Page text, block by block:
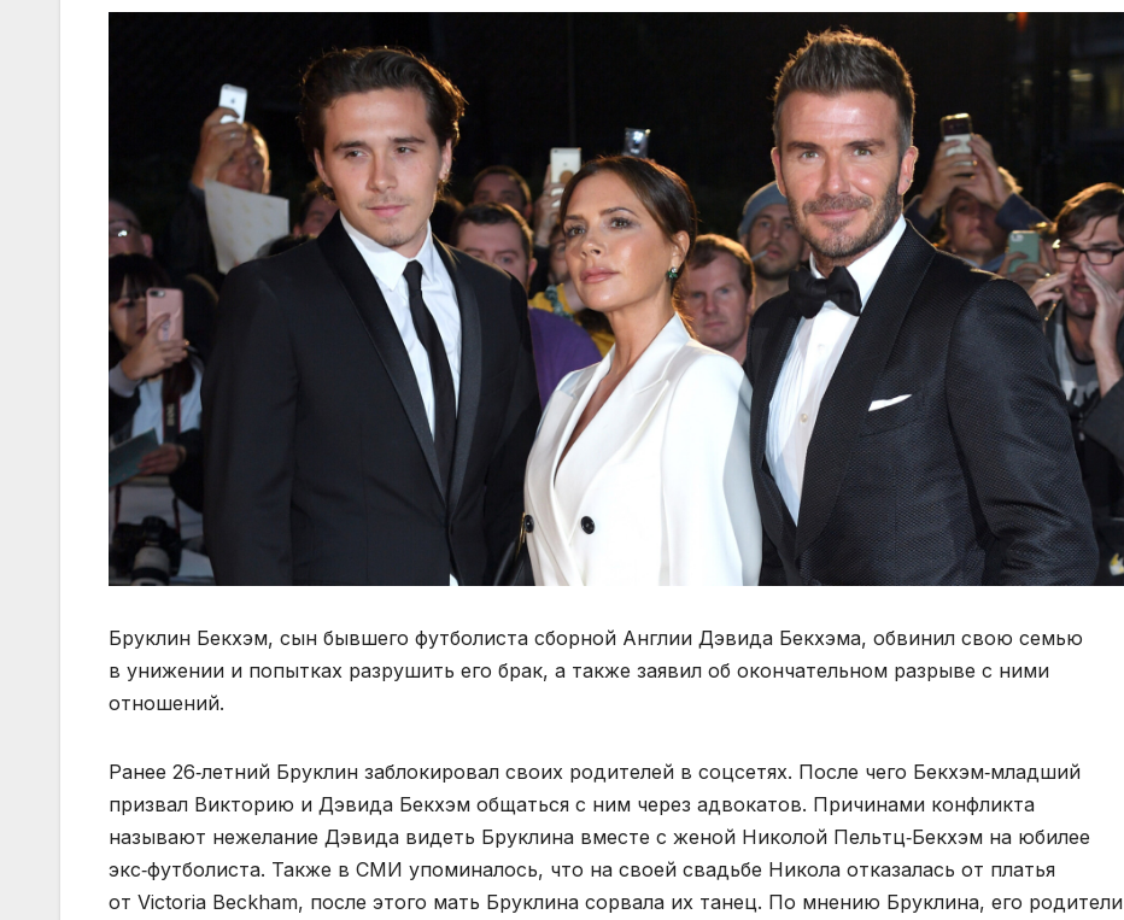
Бруклин Бекхэм, сын бывшего футболиста сборной Англии Дэвида Бекхэма, обвинил свою семью
в унижении и попытках разрушить его брак, а также заявил об окончательном разрыве с ними
отношений.
Ранее 26‑летний Бруклин заблокировал своих родителей в соцсетях. После чего Бекхэм‑младший
призвал Викторию и Дэвида Бекхэм общаться с ним через адвокатов. Причинами конфликта
называют нежелание Дэвида видеть Бруклина вместе с женой Николой Пельтц‑Бекхэм на юбилее
экс‑футболиста. Также в СМИ упоминалось, что на своей свадьбе Никола отказалась от платья
от Victoria Beckham, после этого мать Бруклина сорвала их танец. По мнению Бруклина, его родители